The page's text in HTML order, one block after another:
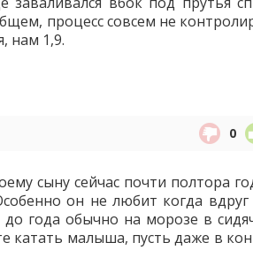
процесс совсем не
нам 1,9.
0
сыну сейчас почти полтора
он не любит когда
года обычно на морозе в
катать малыша, пусть даже в